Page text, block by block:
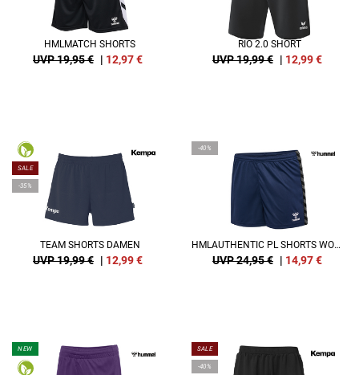
HMLMATCH SHORTS
UVP 19,95 € | 12,97€
RIO 2.0 SHORT
UVP 19,99 € | 12,99€
SALE
-35%
TEAM SHORTS DAMEN
UVP 19,99 € | 12,99€
-40%
HMLAUTHENTIC PL SHORTS WOMAN
UVP 24,95 € | 14,97€
NEW SALE
-40%